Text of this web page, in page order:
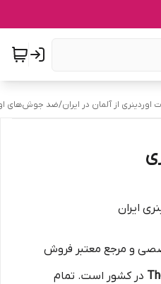
از آلمان در ایران/ضد جوش‌های
ایران
و مرجع معتبر فروش
در کشور است. تمام